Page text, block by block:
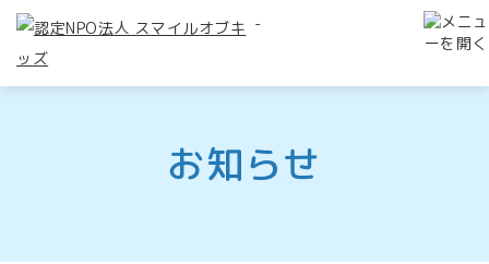
-
お知らせ